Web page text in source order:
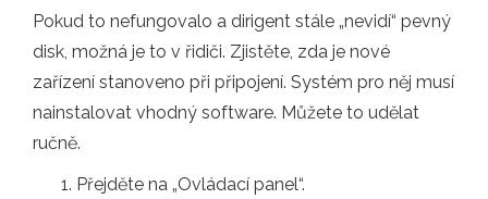
Pokud to nefungovalo a dirigent stále „nevidí“ pevný
disk, možná je to v řidiči. Zjistěte, zda je nové
zařízení stanoveno při připojení. Systém pro něj musí
nainstalovat vhodný software. Můžete to udělat
ručně.
Přejděte na „Ovládací panel“.